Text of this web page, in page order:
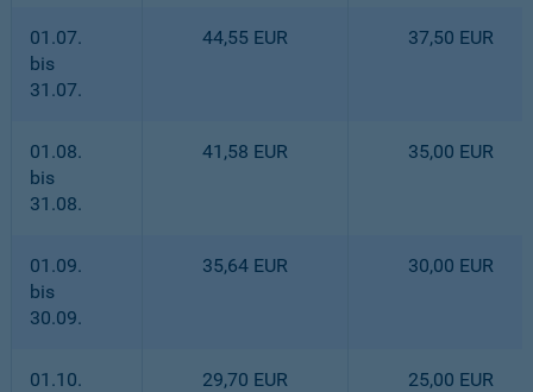
01.07.
bis
31.07.
44,55 EUR 37,50 EUR
01.08.
bis
31.08.
41,58 EUR 35,00 EUR
01.09.
bis
30.09.
35,64 EUR 30,00 EUR
01.10. 29,70 EUR 25,00 EUR